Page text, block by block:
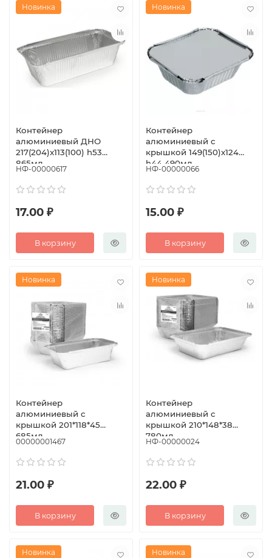
Новинка
Контейнер
алюминиевый ДНО
217(204)x113(100) h53
865мл
НФ-00000617
17.00 ₽
В корзину
Новинка
Контейнер
алюминиевый с
крышкой 149(150)x124
h44 490мл
НФ-00000066
15.00 ₽
В корзину
Новинка
Контейнер
алюминиевый с
крышкой 201*118*45
685мл
00000001467
21.00 ₽
В корзину
Новинка
Контейнер
алюминиевый с
крышкой 210*148*38
780мл
НФ-00000024
22.00 ₽
В корзину
Новинка Новинка